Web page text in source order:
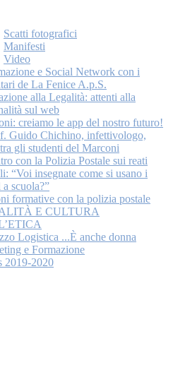
Scatti fotografici
Manifesti
Video
e Social Network con i
de La Fenice A.p.S.
alla Legalità: attenti alla
sul web
creiamo le app del nostro futuro!
Guido Chichino, infettivologo,
gli studenti del Marconi
con la Polizia Postale sui reati
“Voi insegnate come si usano i
a scuola?”
formative con la polizia postale
E CULTURA
Logistica ...È anche donna
e Formazione
2019-2020